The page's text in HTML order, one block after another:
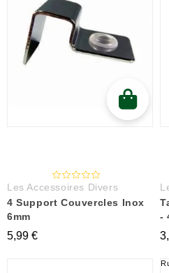
Les Accessoires Divers
4 Support Couvercles Inox
6mm
5,99 €
-